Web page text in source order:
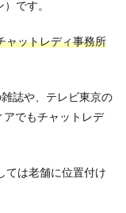
です。
ャットレディ事務所
誌や、テレビ東京の
アでもチャットレデ
ては老舗に位置付け